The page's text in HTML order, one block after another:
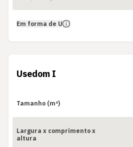
Em forma de U
Usedom I
Tamanho (m²)
Largura x comprimento x
altura